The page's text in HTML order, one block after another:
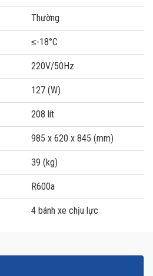
Thường
≤-18°C
220V/50Hz
127 (W)
208 lít
985 x 620 x 845 (mm)
39 (kg)
R600a
4 bánh xe chịu lực